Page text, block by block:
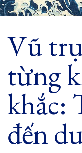
Vũ
từng
khắc:
đến